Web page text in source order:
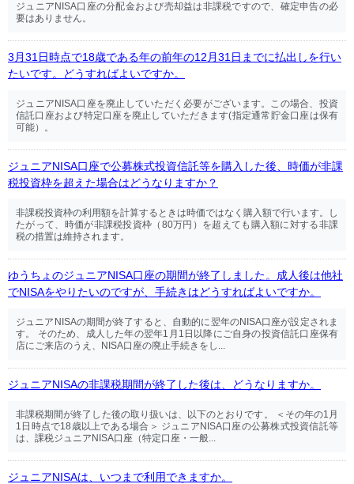
ジュニアNISA口座の分配金および売却益は非課税ですので、確定申告の必
要はありません。
3月31日時点で18歳である年の前年の12月31日までに払出しを行い
たいです。どうすればよいですか。
ジュニアNISA口座を廃止していただく必要がございます。この場合、投資
信託口座および特定口座を廃止していただきます(指定通常貯金口座は保有
可能）。
ジュニアNISA口座で公募株式投資信託等を購入した後、時価が非課
税投資枠を超えた場合はどうなりますか？
非課税投資枠の利用額を計算するときは時価ではなく購入額で行います。し
たがって、時価が非課税投資枠（80万円）を超えても購入額に対する非課
税の措置は維持されます。
ゆうちょのジュニアNISA口座の期間が終了しました。成人後は他社
でNISAをやりたいのですが、手続きはどうすればよいですか。
ジュニアNISAの期間が終了すると、自動的に翌年のNISA口座が設定されま
す。 そのため、成人した年の翌年1月1日以降にご自身の投資信託口座保有
店にご来店のうえ、NISA口座の廃止手続きをし...
ジュニアNISAの非課税期間が終了した後は、どうなりますか。
非課税期間が終了した後の取り扱いは、以下のとおりです。 ＜その年の1月
1日時点で18歳以上である場合＞ ジュニアNISA口座の公募株式投資信託等
は、課税ジュニアNISA口座（特定口座・一般...
ジュニアNISAは、いつまで利用できますか。